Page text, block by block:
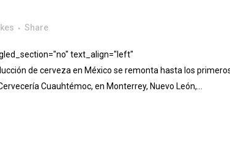
Share
text_align="left"
de cerveza en México se remonta hasta los
Cuauhtémoc, en Monterrey, Nuevo León,...